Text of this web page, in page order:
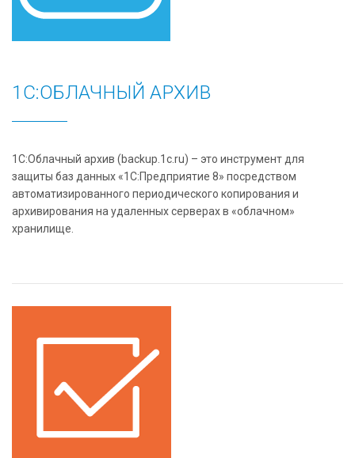
1С:ОБЛАЧНЫЙ АРХИВ
1С:Облачный архив (backup.1c.ru) – это инструмент для
защиты баз данных «1С:Предприятие 8» посредством
автоматизированного периодического копирования и
архивирования на удаленных серверах в «облачном»
хранилище.